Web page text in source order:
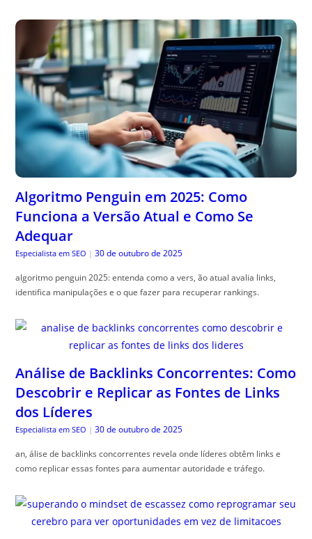
Algoritmo Penguin em 2025: Como
Funciona a Versão Atual e Como Se
Adequar
Especialista em SEO | 30 de outubro de 2025
algoritmo penguin 2025: entenda como a vers, ão atual avalia links,
identifica manipulações e o que fazer para recuperar rankings.
Análise de Backlinks Concorrentes: Como
Descobrir e Replicar as Fontes de Links
dos Líderes
Especialista em SEO | 30 de outubro de 2025
an, álise de backlinks concorrentes revela onde líderes obtêm links e
como replicar essas fontes para aumentar autoridade e tráfego.